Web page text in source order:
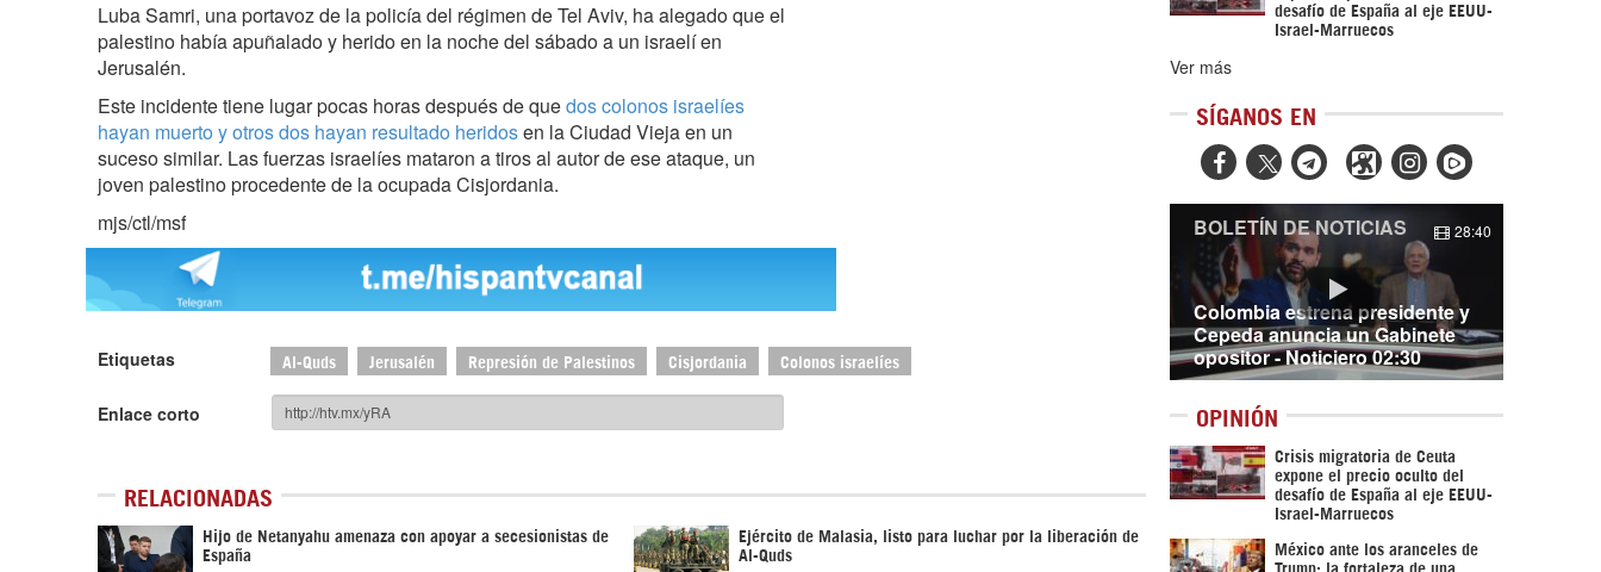
Luba Samri, una portavoz de la policía del régimen de Tel Aviv, ha alegado que el
palestino había apuñalado y herido en la noche del sábado a un israelí en
Jerusalén.
Este incidente tiene lugar pocas horas después de quedos colonos israelíes
hayan muerto y otros dos hayan resultado heridosen la Ciudad Vieja en un
suceso similar. Las fuerzas israelíes mataron a tiros al autor de ese ataque, un
joven palestino procedente de la ocupada Cisjordania.
mjs/ctl/msf
Etiquetas Al-Quds Jerusalén Represión de Palestinos Cisjordania Colonos israelíes
Enlace corto
RELACIONADAS
Hijo de Netanyahu amenaza con apoyar a secesionistas de
España
Ejército de Malasia, listo para luchar por la liberación de
Al-Quds
desafío de España al eje EEUU-
Israel-Marruecos
Ver más
SÍGANOS EN
  
Colombia estrena presidente y
Cepeda anuncia un Gabinete
opositor - Noticiero 02:30
BOLETÍN DE NOTICIAS 28:40
OPINIÓN
Crisis migratoria de Ceuta
expone el precio oculto del
desafío de España al eje EEUU-
Israel-Marruecos
México ante los aranceles de
Trump: la fortaleza de una